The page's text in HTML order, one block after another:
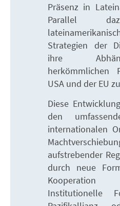
Präsenz in
Parallel
Strategien der
ihre
herkömmlichen
USA und der EU
Diese
den
internationalen
aufstrebender
durch neue
Institutionelle